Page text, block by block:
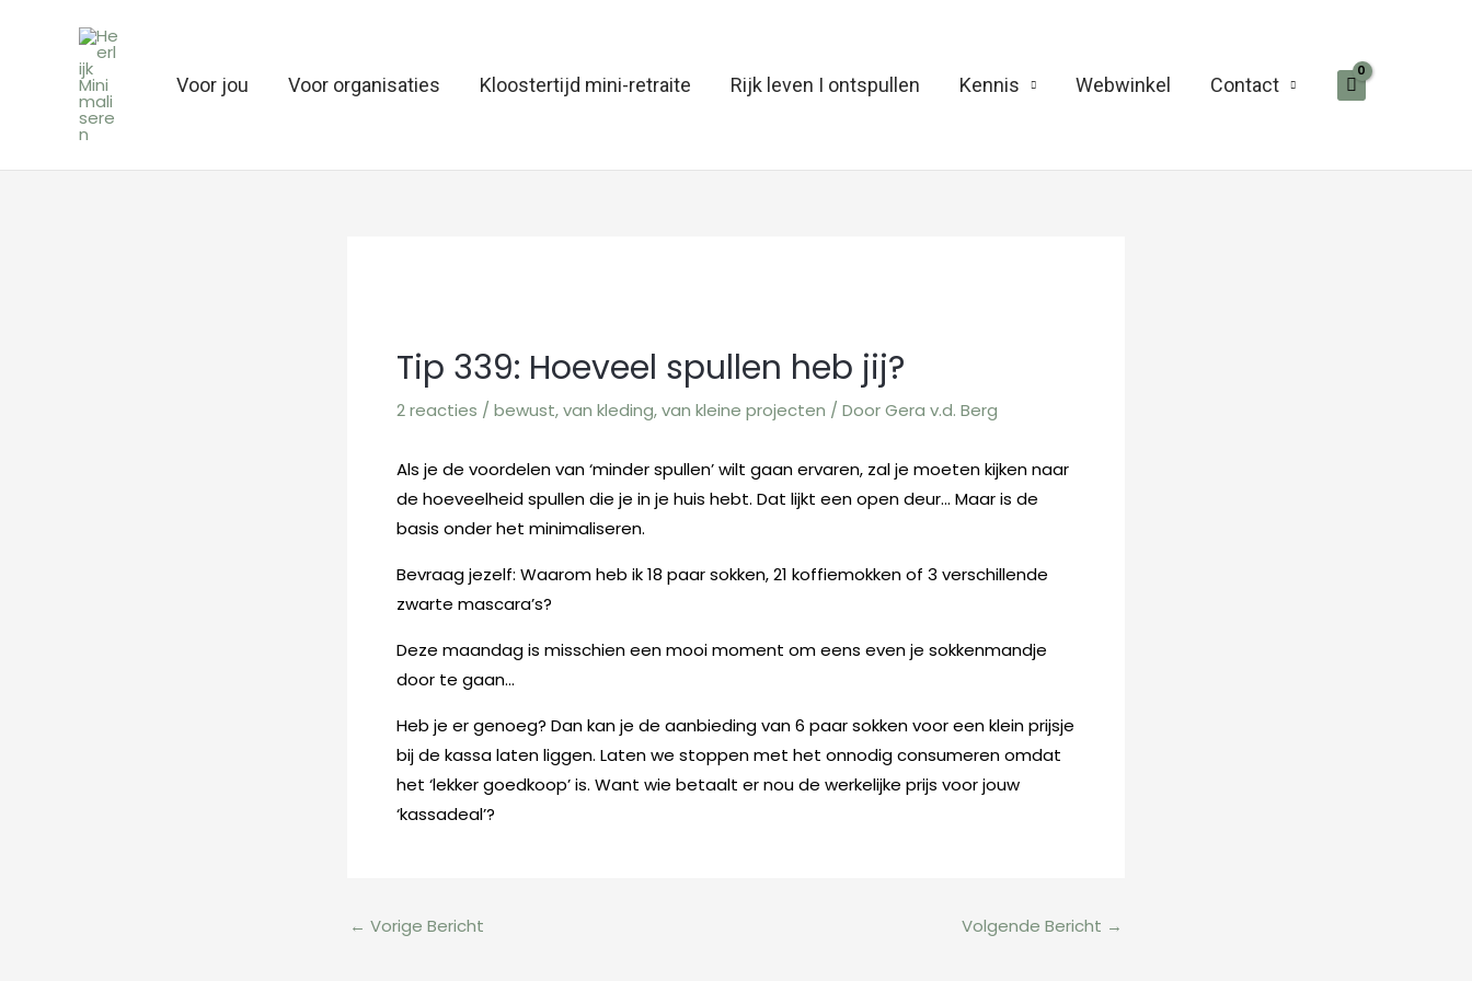
Voor jou Voor organisaties Kloostertijd mini-retraite Rijk leven I ontspullen Kennis Webwinkel Contact
Tip 339: Hoeveel spullen heb jij?
2 reacties / bewust,van kleding,van kleine projecten / DoorGera v.d. Berg
Als je de voordelen van ‘minder spullen’ wilt gaan ervaren, zal je moeten kijken naar
de hoeveelheid spullen die je in je huis hebt. Dat lijkt een open deur… Maar is de
basis onder het minimaliseren.
Bevraag jezelf: Waarom heb ik 18 paar sokken, 21 koffiemokken of 3 verschillende
zwarte mascara’s?
Deze maandag is misschien een mooi moment om eens even je sokkenmandje
door te gaan…
Heb je er genoeg? Dan kan je de aanbieding van 6 paar sokken voor een klein prijsje
bij de kassa laten liggen. Laten we stoppen met het onnodig consumeren omdat
het ‘lekker goedkoop’ is. Want wie betaalt er nou de werkelijke prijs voor jouw
‘kassadeal’?
← Vorige Bericht Volgende Bericht →